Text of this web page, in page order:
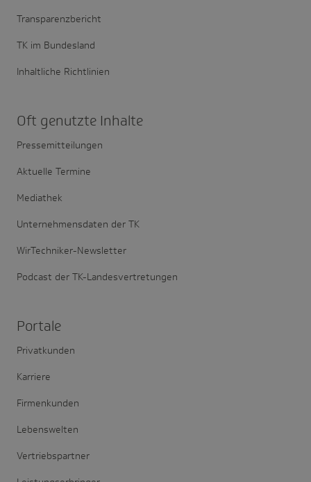
Transparenzbericht
TK im Bundesland
Inhaltliche Richtlinien
Oft genutzte Inhalte
Pressemitteilungen
Aktuelle Termine
Mediathek
Unternehmensdaten der TK
WirTechniker-Newsletter
Podcast der TK-Landesvertretungen
Portale
Privatkunden
Karriere
Firmenkunden
Lebenswelten
Vertriebspartner